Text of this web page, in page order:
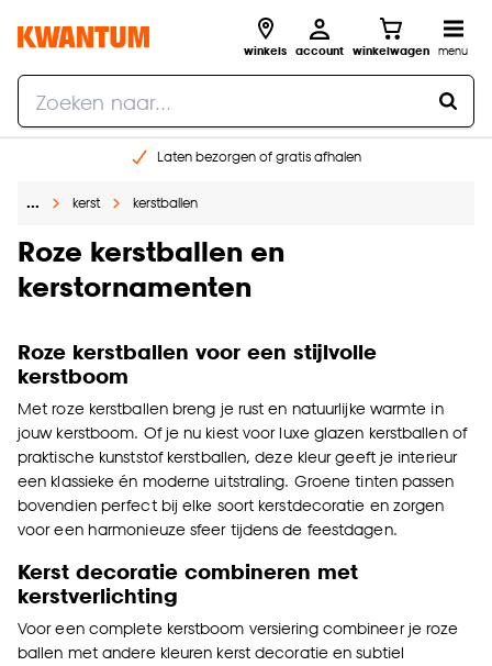
winkels account winkelwagen menu
Laten bezorgen of gratis afhalen
Gratis raam advies en opmeten aan huis
… kerst kerstballen
Roze kerstballen en
kerstornamenten
Roze kerstballen voor een stijlvolle
kerstboom
Met roze kerstballen breng je rust en natuurlijke warmte in
jouw kerstboom. Of je nu kiest voor luxe glazen kerstballenof
praktische kunststof kerstballen, deze kleur geeft je interieur
een klassieke én moderne uitstraling. Groene tinten passen
bovendien perfect bij elke soort kerstdecoratie en zorgen
voor een harmonieuze sfeer tijdens de feestdagen.
Kerst decoratie combineren met
kerstverlichting
Voor een complete kerstboom versiering combineer je roze
ballen met andere kleuren kerst decoratie en subtiel